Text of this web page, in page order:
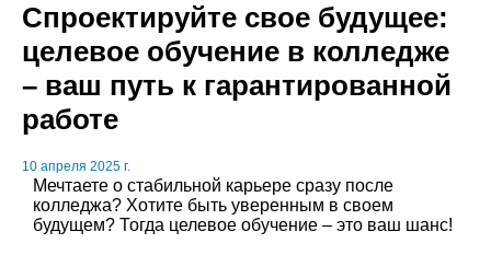
Спроектируйте свое будущее:
целевое обучение в колледже
– ваш путь к гарантированной
работе
10 апреля 2025 г.
Мечтаете о стабильной карьере сразу после
колледжа? Хотите быть уверенным в своем
будущем? Тогда целевое обучение – это ваш шанс!